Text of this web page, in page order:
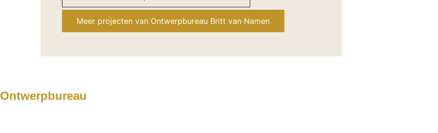
Meer projecten van Ontwerpbureau Britt van Namen
Ontwerpbureau